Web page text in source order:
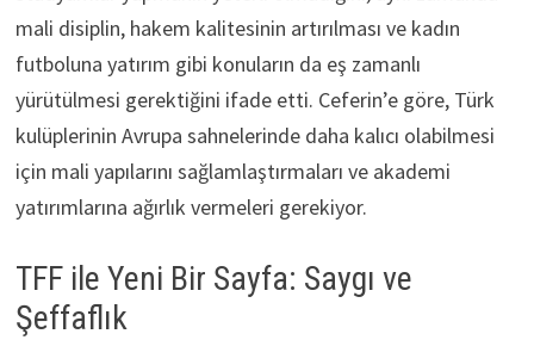
mali disiplin, hakem kalitesinin artırılması ve kadın
futboluna yatırım gibi konuların da eş zamanlı
yürütülmesi gerektiğini ifade etti. Ceferin’e göre, Türk
kulüplerinin Avrupa sahnelerinde daha kalıcı olabilmesi
için mali yapılarını sağlamlaştırmaları ve akademi
yatırımlarına ağırlık vermeleri gerekiyor.
TFF ile Yeni Bir Sayfa: Saygı ve
Şeffaflık